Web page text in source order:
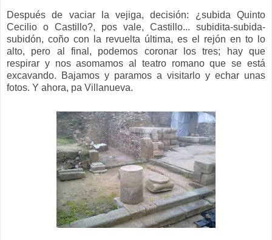
Después de vaciar la vejiga, decisión: ¿subida Quinto
Cecilio o Castillo?, pos vale, Castillo... subidita-subida-
subidón, coño con la revuelta última, es el rejón en to lo
alto, pero al final, podemos coronar los tres; hay que
respirar y nos asomamos al teatro romano que se está
excavando. Bajamos y paramos a visitarlo y echar unas
fotos. Y ahora, pa Villanueva.